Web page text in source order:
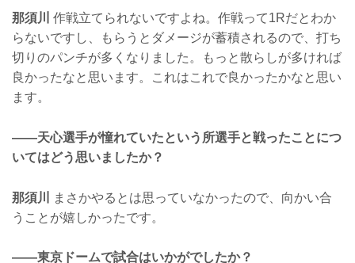
那須川 作戦立てられないですよね。作戦って1Rだとわか
らないですし、もらうとダメージが蓄積されるので、打ち
切りのパンチが多くなりました。もっと散らしが多ければ
良かったなと思います。これはこれで良かったかなと思い
ます。
——天心選手が憧れていたという所選手と戦ったことにつ
いてはどう思いましたか？
那須川
まさかやるとは思っていなかったので、向かい合
うことが嬉しかったです。
——東京ドームで試合はいかがでしたか？